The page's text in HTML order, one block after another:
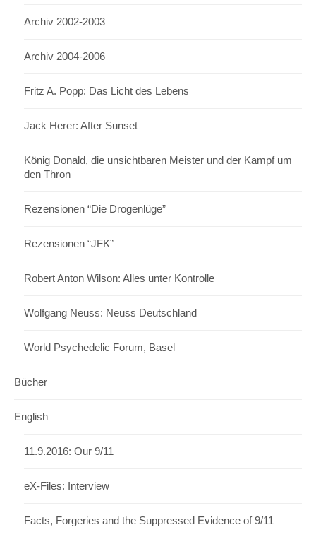
Archiv 2002-2003
Archiv 2004-2006
Fritz A. Popp: Das Licht des Lebens
Jack Herer: After Sunset
König Donald, die unsichtbaren Meister und der Kampf um
den Thron
Rezensionen “Die Drogenlüge”
Rezensionen “JFK”
Robert Anton Wilson: Alles unter Kontrolle
Wolfgang Neuss: Neuss Deutschland
World Psychedelic Forum, Basel
Bücher
English
11.9.2016: Our 9/11
eX-Files: Interview
Facts, Forgeries and the Suppressed Evidence of 9/11